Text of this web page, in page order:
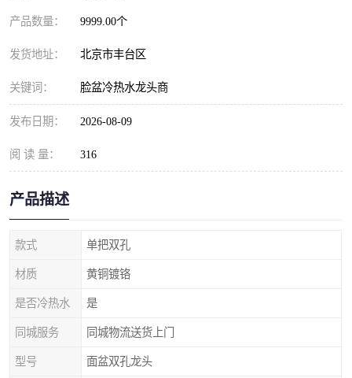
产品数量： 9999.00个
发货地址： 北京市丰台区
关键词： 脸盆冷热水龙头商
发布日期： 2026-08-09
阅 读 量： 316
产品描述
款式 单把双孔
材质 黄铜镀铬
是否冷热水 是
同城服务 同城物流送货上门
型号 面盆双孔龙头